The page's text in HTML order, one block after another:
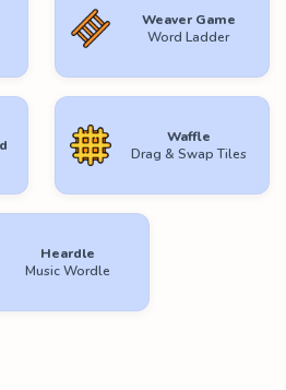
Weaver Game
Word Ladder
Waffle
Drag & Swap Tiles
Heardle
Music Wordle